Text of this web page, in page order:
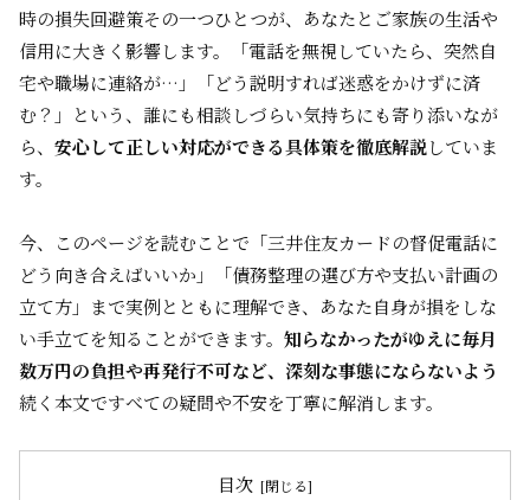
時の損失回避策――その一つひとつが、あなたとご家族の生活や
信用に大きく影響します。「電話を無視していたら、突然自
宅や職場に連絡が…」「どう説明すれば迷惑をかけずに済
む？」という、誰にも相談しづらい気持ちにも寄り添いなが
ら、 安心して正しい対応ができる具体策を徹底解説していま
す。
今、このページを読むことで「三井住友カードの督促電話に
どう向き合えばいいか」「債務整理の選び方や支払い計画の
立て方」まで実例とともに理解でき、あなた自身が損をしな
い手立てを知ることができます。 知らなかったがゆえに毎月
数万円の負担や再発行不可など、深刻な事態にならないよう
続く本文ですべての疑問や不安を丁寧に解消します。
目次